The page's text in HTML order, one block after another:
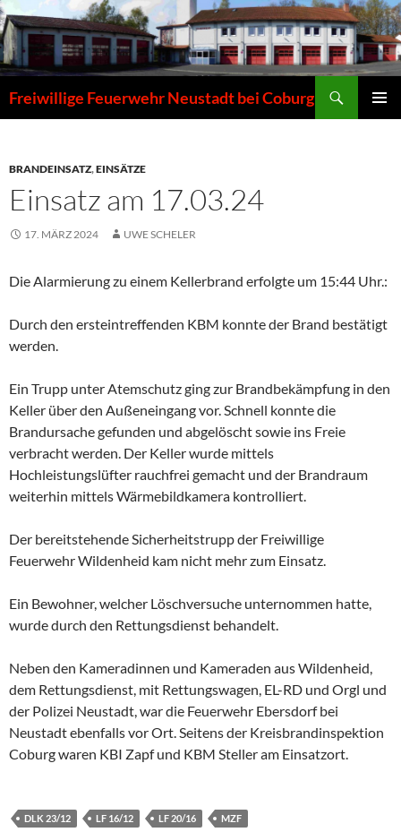
Zum
Inhalt
springen
Freiwillige Feuerwehr Neustadt bei Coburg
BRANDEINSATZ,EINSÄTZE
Einsatz am 17.03.24
17. MÄRZ 2024 UWE SCHELER
Die Alarmierung zu einem Kellerbrand erfolgte um 15:44 Uhr.:
Durch den ersteintreffenden KBM konnte der Brand bestätigt
werden.
Ein Trupp unter Atemschutz ging zur Brandbekämpfung in den
Keller über den Außeneingang vor. Schnell konnte die
Brandursache gefunden und abgelöscht sowie ins Freie
verbracht werden. Der Keller wurde mittels
Hochleistungslüfter rauchfrei gemacht und der Brandraum
weiterhin mittels Wärmebildkamera kontrolliert.
Der bereitstehende Sicherheitstrupp der Freiwillige
Feuerwehr Wildenheid kam nicht mehr zum Einsatz.
Ein Bewohner, welcher Löschversuche unternommen hatte,
wurde durch den Rettungsdienst behandelt.
Neben den Kameradinnen und Kameraden aus Wildenheid,
dem Rettungsdienst, mit Rettungswagen, EL-RD und Orgl und
der Polizei Neustadt, war die Feuerwehr Ebersdorf bei
Neustadt ebenfalls vor Ort. Seitens der Kreisbrandinspektion
Coburg waren KBI Zapf und KBM Steller am Einsatzort.
DLK 23/12 LF 16/12 LF 20/16 MZF